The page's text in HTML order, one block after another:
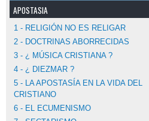
APOSTASIA
1 - RELIGIÓN NO ES RELIGAR
2 - DOCTRINAS ABORRECIDAS
3 - ¿ MÚSICA CRISTIANA ?
4 - ¿ DIEZMAR ?
5 - LA APOSTASÍA EN LA VIDA DEL
CRISTIANO
6 - EL ECUMENISMO